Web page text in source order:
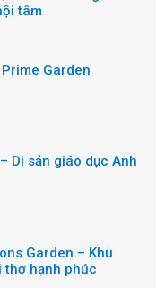
tâm
Garden
Di sản giáo dục Anh
Garden – Khu
thơ hạnh phúc